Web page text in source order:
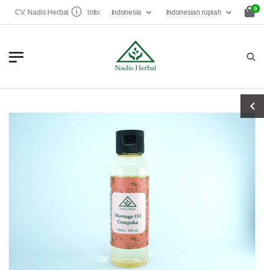
CV. Nadis Herbal infonadisherbal@gmail.com
Indonesia Indonesian rupiah 0